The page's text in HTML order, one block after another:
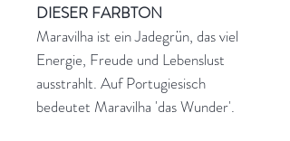
DIESER FARBTON
Maravilha ist ein Jadegrün, das viel
Energie, Freude und Lebenslust
ausstrahlt. Auf Portugiesisch
bedeutet Maravilha 'das Wunder'.